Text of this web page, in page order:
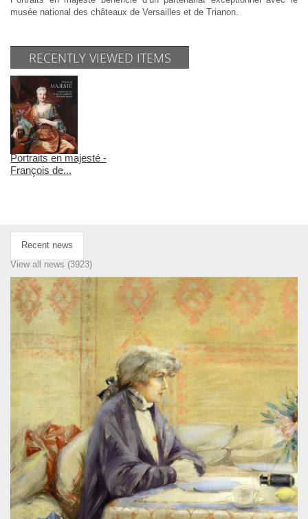
musée national des châteaux de Versailles et de Trianon.
RECENTLY VIEWED ITEMS
Portraits en majesté -
François de...
Recent news
View all news (3923)